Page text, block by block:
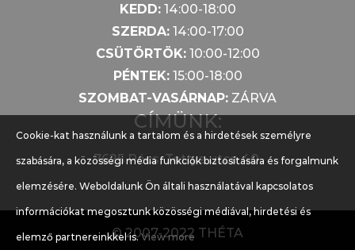
KEDD:14:00-18:00
SZERDA:14:00-17:00
CSÜTÖRTÖK:10:00-12:00
PÉNTEK:15:00-18:00
SZOMBAT-VASÁRNAP: ZÁRVA
CÍMÜNK:
7625 Pécs, Tettye utca 40.
© 2007-2022 THÉTA
Cookie-kat használunk a tartalom és a hirdetések személyre
szabására, a közösségi média funkciók biztosítására és forgalmunk
elemzésére. Weboldalunk Ön általi használatával kapcsolatos
információkat megosztunk közösségi médiával, hirdetési és
elemző partnereinkkel is.View more